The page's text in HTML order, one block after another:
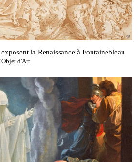
la Renaissance à Fontainebleau
d'Art